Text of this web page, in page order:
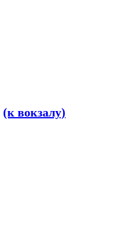
(к вокзалу)